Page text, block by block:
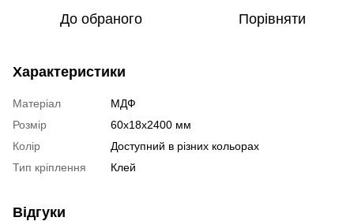
До обраного Порівняти
Характеристики
Матеріал
МДФ
Розмір
60х18х2400 мм
Колір
Доступний в різних кольорах
Тип кріплення
Клей
Відгуки